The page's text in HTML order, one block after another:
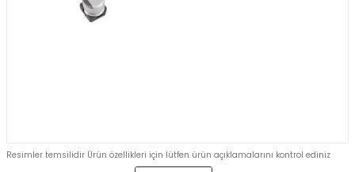
Resimler temsilidir Ürün özellikleri için lütfen ürün açıklamalarını kontrol ediniz